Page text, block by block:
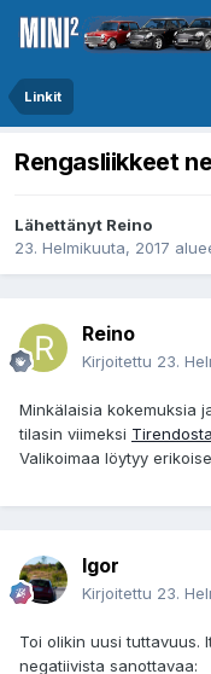
Linkit
Rengasliikkeet
Lähettänyt Reino
23. Helmikuuta, 2017
Reino
Kirjoitettu 23.
Minkälaisia kokemuksia
tilasin viimeksi Tirendosta
Valikoimaa löytyy
Igor
Kirjoitettu 23.
Toi olikin uusi tuttavuus.
negatiivista sanottavaa: